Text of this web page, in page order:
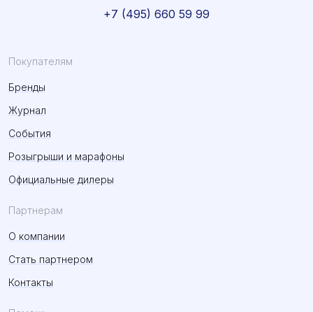
Покупателям
Бренды
Журнал
События
Розыгрыши и марафоны
Официальные дилеры
Партнерам
О компании
Стать партнером
Контакты
+7 (495) 660 59 99